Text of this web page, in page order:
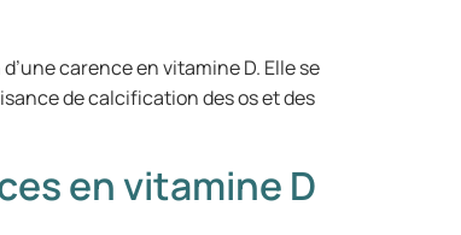
carence en vitamine D. Elle se
de calcification des os et des
en vitamine D